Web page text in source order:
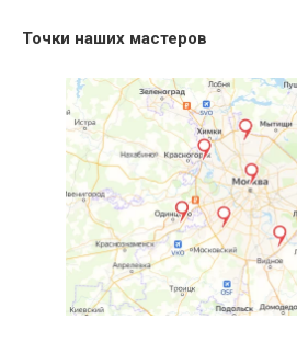
Точки наших мастеров